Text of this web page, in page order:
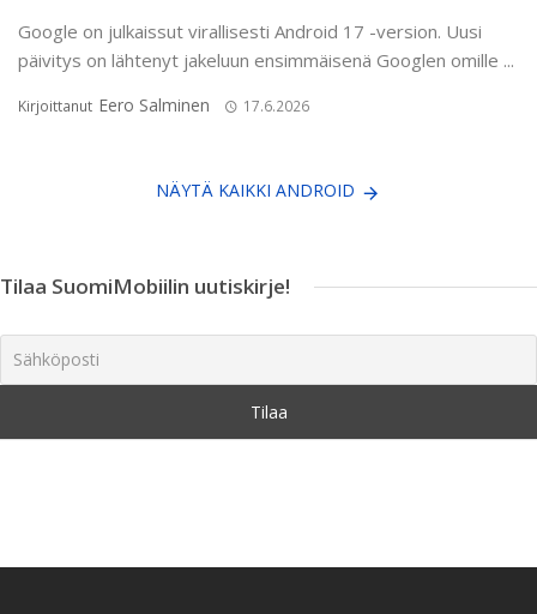
Google on julkaissut virallisesti Android 17 -version. Uusi
päivitys on lähtenyt jakeluun ensimmäisenä Googlen omille ...
Kirjoittanut Eero Salminen 17.6.2026
NÄYTÄ KAIKKI ANDROID
Tilaa SuomiMobiilin uutiskirje!